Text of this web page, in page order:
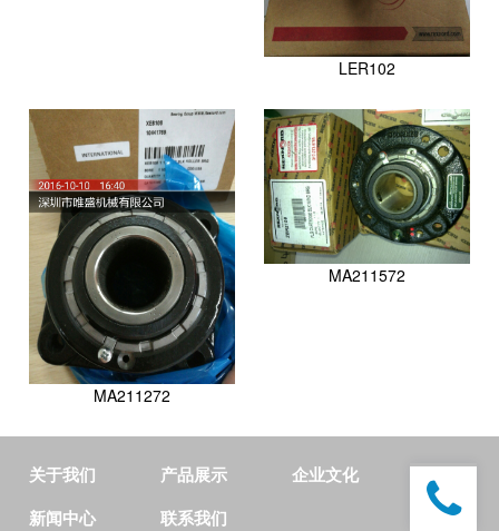
LER102
MA211272
MA211572
关于我们 产品展示
企业文化
新闻中心
联系我们